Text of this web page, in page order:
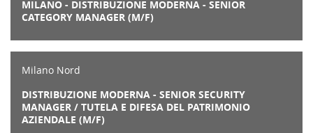
MILANO - DISTRIBUZIONE MODERNA - SENIOR
CATEGORY MANAGER (M/F)
Milano Nord
DISTRIBUZIONE MODERNA - SENIOR SECURITY
MANAGER / TUTELA E DIFESA DEL PATRIMONIO
AZIENDALE (M/F)